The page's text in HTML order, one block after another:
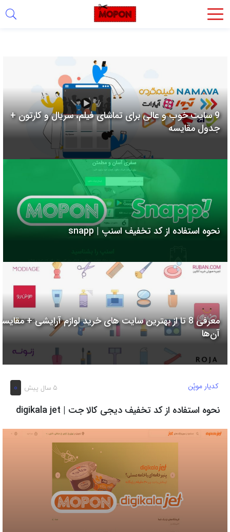
اشتراک
از
روش‌های
زیر
می‌توانید
صفحه
دوستان
خود
به
بگذارید.
لینک
9 سایت خوب و عالی برای تماشای فیلم، سریال و کارتون +
جدول مقایسه
نحوه استفاده از کد تخفیف اسنپ | snapp
معرفی 8 تا از بهترین سایت های خرید لوازم آرایشی +
آن‌ها
5 سال پیش 0 کدیار موپُن
نحوه استفاده از کد تخفیف دیجی کالا جت | digikala jet